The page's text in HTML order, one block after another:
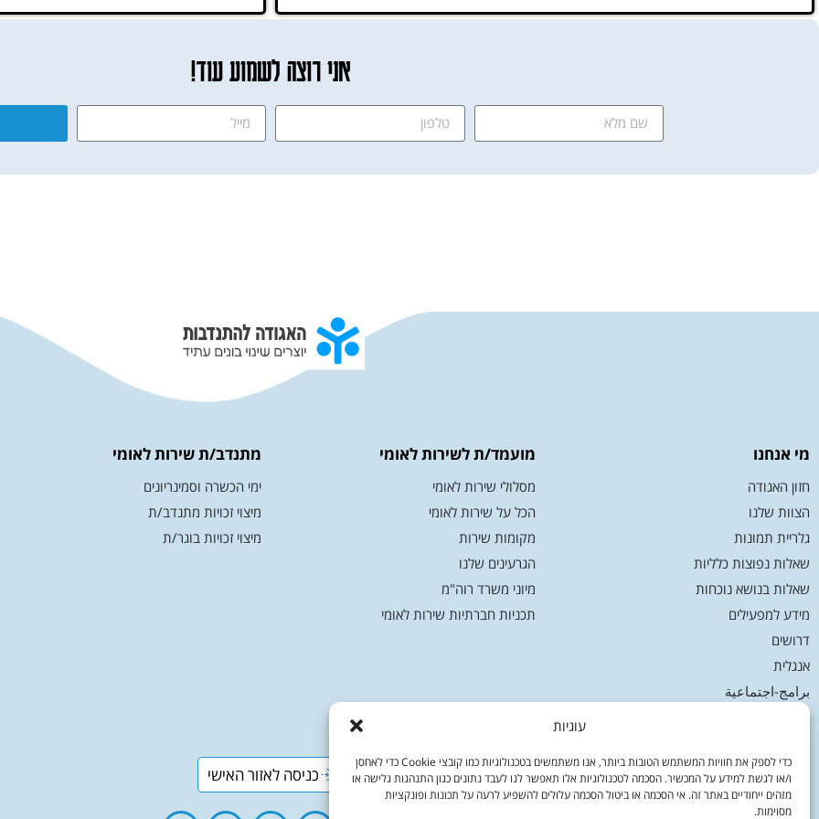
עוגיות
כדי לספק את חוויות המשתמש הטובות ביותר, אנו משתמשים בטכנולוגיות כמו קובצי Cookie כדי לאחסן
ו/או לגשת למידע על המכשיר. הסכמה לטכנולוגיות אלו תאפשר לנו לעבד נתונים כגון התנהגות גלישה או
מזהים ייחודיים באתר זה. אי הסכמה או ביטול הסכמה עלולים להשפיע לרעה על תכונות ופונקציות
מסוימות.
אני רוצה לשמוע עוד!
מי אנחנו
חזון האגודה
הצוות שלנו
גלריית תמונות
שאלות נפוצות כלליות
שאלות בנושא נוכחות
מידע למפעילים
דרושים
אנגלית
برامج-اجتماعية
תקנון אתר
מועמד/ת לשירות לאומי
מסלולי שירות לאומי
הכל על שירות לאומי
מקומות שירות
הגרעינים שלנו
מיוני משרד רוה"מ
תכניות חברתיות שירות לאומי
מתנדב/ת שירות לאומי
ימי הכשרה וסמינריונים
מיצוי זכויות מתנדב/ת
מיצוי זכויות בוגר/ת
כניסה לאזור האישי